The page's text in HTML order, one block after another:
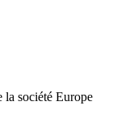
la société Europe